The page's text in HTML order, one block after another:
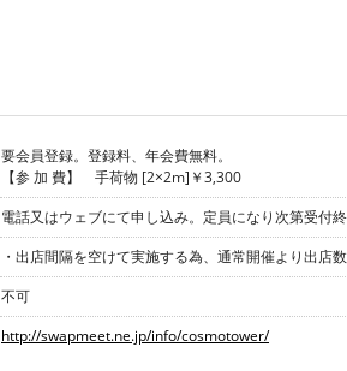
要会員登録。登録料、年会費無料。
【参 加 費】 手荷物 [2×2m]￥3,300
電話又はウェブにて申し込み。定員になり次第受付
不可
http://swapmeet.ne.jp/info/cosmotower/